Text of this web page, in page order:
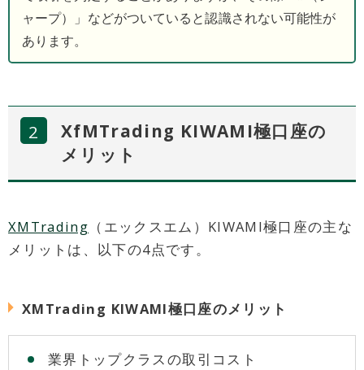
ャープ）」などがついていると認識されない可能性が
あります。
XfMTrading KIWAMI極口座の
メリット
XMTrading （エックスエム）KIWAMI極口座の主な
メリットは、以下の4点です。
XMTrading KIWAMI極口座のメリット
業界トップクラスの取引コスト